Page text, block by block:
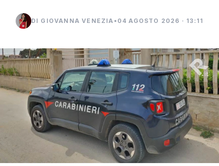
DI GIOVANNA VENEZIA • 04 AGOSTO 2026 · 13:11